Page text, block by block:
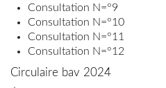
Consultation N=°9
Consultation N=°10
Consultation N=°11
Consultation N=°12
Circulaire bav 2024